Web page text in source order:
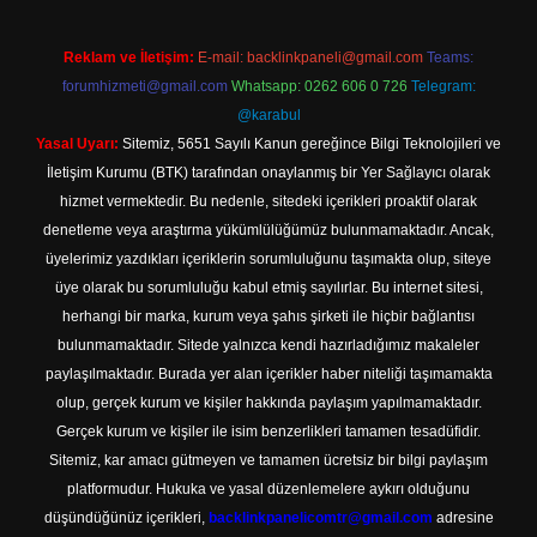
Reklam ve İletişim: E-mail: backlinkpaneli@gmail.com Teams:
forumhizmeti@gmail.com Whatsapp: 0262 606 0 726 Telegram:
@karabul
Yasal Uyarı: Sitemiz, 5651 Sayılı Kanun gereğince Bilgi Teknolojileri ve
İletişim Kurumu (BTK) tarafından onaylanmış bir Yer Sağlayıcı olarak
hizmet vermektedir. Bu nedenle, sitedeki içerikleri proaktif olarak
denetleme veya araştırma yükümlülüğümüz bulunmamaktadır. Ancak,
üyelerimiz yazdıkları içeriklerin sorumluluğunu taşımakta olup, siteye
üye olarak bu sorumluluğu kabul etmiş sayılırlar. Bu internet sitesi,
herhangi bir marka, kurum veya şahıs şirketi ile hiçbir bağlantısı
bulunmamaktadır. Sitede yalnızca kendi hazırladığımız makaleler
paylaşılmaktadır. Burada yer alan içerikler haber niteliği taşımamakta
olup, gerçek kurum ve kişiler hakkında paylaşım yapılmamaktadır.
Gerçek kurum ve kişiler ile isim benzerlikleri tamamen tesadüfidir.
Sitemiz, kar amacı gütmeyen ve tamamen ücretsiz bir bilgi paylaşım
platformudur. Hukuka ve yasal düzenlemelere aykırı olduğunu
düşündüğünüz içerikleri, backlinkpanelicomtr@gmail.com adresine